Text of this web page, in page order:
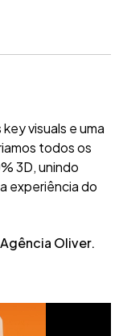
visuals e uma
todos os
3D, unindo
experiência do
Oliver.